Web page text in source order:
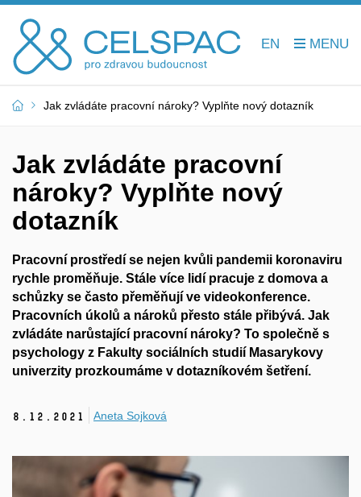
EN
Jak zvládáte pracovní nároky? Vyplňte nový dotazník
Jak zvládáte pracovní
nároky? Vyplňte nový
dotazník
Pracovní prostředí se nejen kvůli pandemii koronaviru
rychle proměňuje. Stále více lidí pracuje z domova a
schůzky se často přeměňují ve videokonference.
Pracovních úkolů a nároků přesto stále přibývá. Jak
zvládáte narůstající pracovní nároky? To společně s
psychology z Fakulty sociálních studií Masarykovy
univerzity prozkoumáme v dotazníkovém šetření.
8. 12. 2021 Aneta Sojková